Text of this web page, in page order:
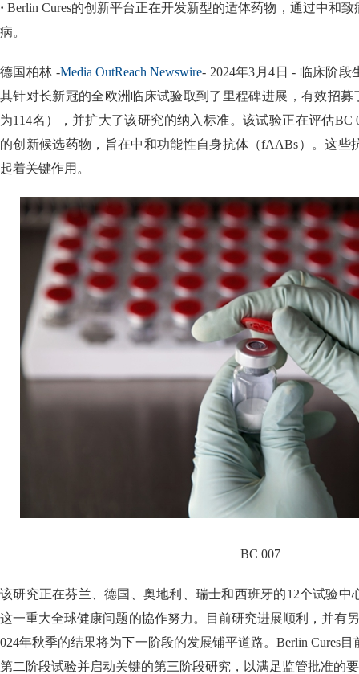
·Berlin Cures的创新平台正在开发新型的适体药物，通过中和
病。
德国柏林 -Media OutReach Newswire- 2024年3月4日 - 临床阶段
其针对长新冠的全欧洲临床试验取到了里程碑进展，有效招募
为114名），并扩大了该研究的纳入标准。该试验正在评估BC
的创新候选药物，旨在中和功能性自身抗体（fAABs）。这些
起着关键作用。
BC 007
该研究正在芬兰、德国、奥地利、瑞士和西班牙的12个试验中
这一重大全球健康问题的協作努力。目前研究进展顺利，并有
024年秋季的结果将为下一阶段的发展铺平道路。Berlin Cures
第二阶段试验并启动关键的第三阶段研究，以满足监管批准的